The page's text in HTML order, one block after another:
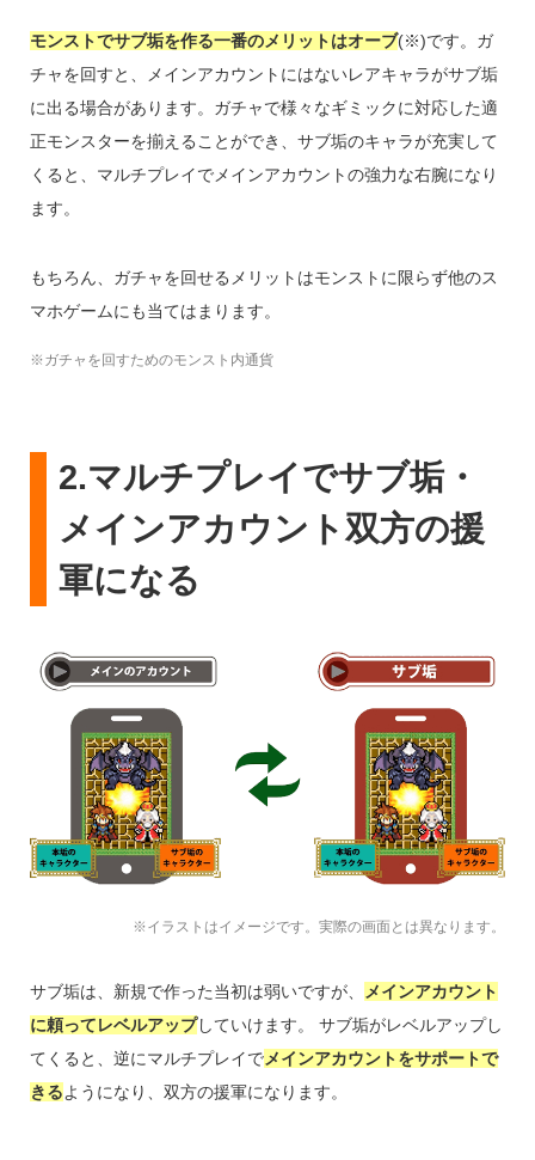
モンストでサブ垢を作る一番のメリットはオーブ(※)です。ガ
チャを回すと、メインアカウントにはないレアキャラがサブ垢
に出る場合があります。ガチャで様々なギミックに対応した適
正モンスターを揃えることができ、サブ垢のキャラが充実して
くると、マルチプレイでメインアカウントの強力な右腕になり
ます。
もちろん、ガチャを回せるメリットはモンストに限らず他のス
マホゲームにも当てはまります。
※ガチャを回すためのモンスト内通貨
2.マルチプレイでサブ垢・
メインアカウント双方の援
軍になる
※イラストはイメージです。実際の画面とは異なります。
サブ垢は、新規で作った当初は弱いですが、
メインアカウント
に頼ってレベルアップしていけます。 サブ垢がレベルアップし
てくると、逆にマルチプレイでメインアカウントをサポートで
きるようになり、双方の援軍になります。